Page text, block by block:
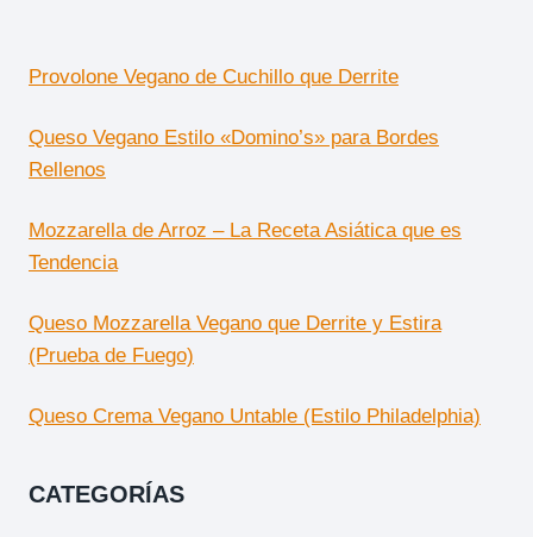
Provolone Vegano de Cuchillo que Derrite
Queso Vegano Estilo «Domino’s» para Bordes
Rellenos
Mozzarella de Arroz – La Receta Asiática que es
Tendencia
Queso Mozzarella Vegano que Derrite y Estira
(Prueba de Fuego)
Queso Crema Vegano Untable (Estilo Philadelphia)
CATEGORÍAS